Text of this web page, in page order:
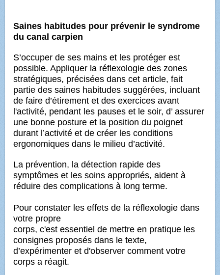
Saines habitudes pour prévenir le syndrome
du canal carpien
S’occuper de ses mains et les protéger est
possible. Appliquer la réflexologie des zones
stratégiques, précisées dans cet article, fait
partie des saines habitudes suggérées, incluant
de faire d’étirement et des exercices avant
l'activité, pendant les pauses et le soir, d’ assurer
une bonne posture et la position du poignet
durant l’activité et de créer les conditions
ergonomiques dans le milieu d’activité.
La prévention, la détection rapide des
symptômes et les soins appropriés, aident à
réduire des complications à long terme.
Pour constater les effets de la réflexologie dans
votre propre
corps, c'est essentiel de mettre en pratique les
consignes proposés dans le texte,
d’expérimenter et d'observer comment votre
corps a réagit.